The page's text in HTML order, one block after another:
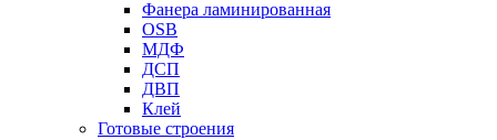
Фанера ламинированная
OSB
МДФ
ДСП
ДВП
Клей
Готовые строения